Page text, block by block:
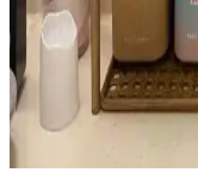
Parfüm
Seçim, Kullanım
Parfüm
geliştirme fırsatı sunar.
ve doğru saklama